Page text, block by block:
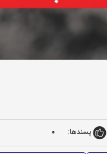
پسندها: 0